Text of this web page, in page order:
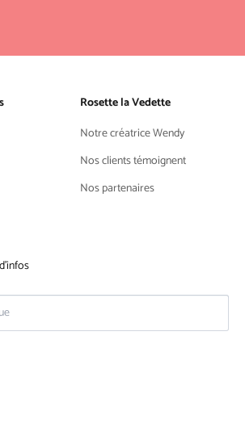
Rosette la Vedette
Notre créatrice Wendy
Nos clients témoignent
Nos partenaires